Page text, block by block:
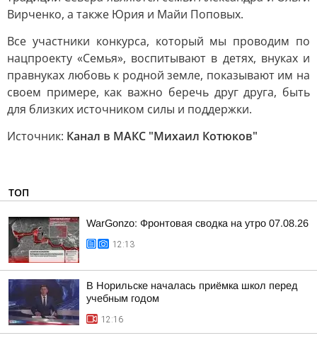
Вирченко, а также Юрия и Майи Поповых.
Все участники конкурса, который мы проводим по
нацпроекту «Семья», воспитывают в детях, внуках и
правнуках любовь к родной земле, показывают им на
своем примере, как важно беречь друг друга, быть
для близких источником силы и поддержки.
Источник: Канал в МАКС "Михаил Котюков"
ТОП
WarGonzo: Фронтовая сводка на утро 07.08.26
12:13
В Норильске началась приёмка школ перед
учебным годом
12:16